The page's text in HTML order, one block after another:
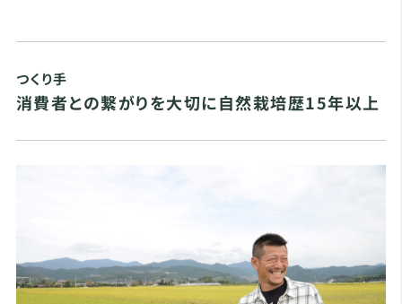
つくり手
消費者との繋がりを大切に自然栽培歴15年以上